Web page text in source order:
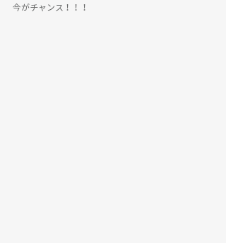
今がチャンス！！！